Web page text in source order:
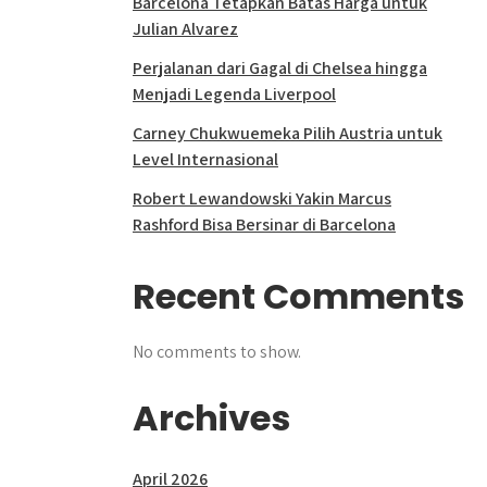
Julian Alvarez
Perjalanan dari Gagal di Chelsea hingga
Menjadi Legenda Liverpool
Carney Chukwuemeka Pilih Austria untuk
Level Internasional
Robert Lewandowski Yakin Marcus
Rashford Bisa Bersinar di Barcelona
Recent Comments
No comments to show.
Archives
April 2026